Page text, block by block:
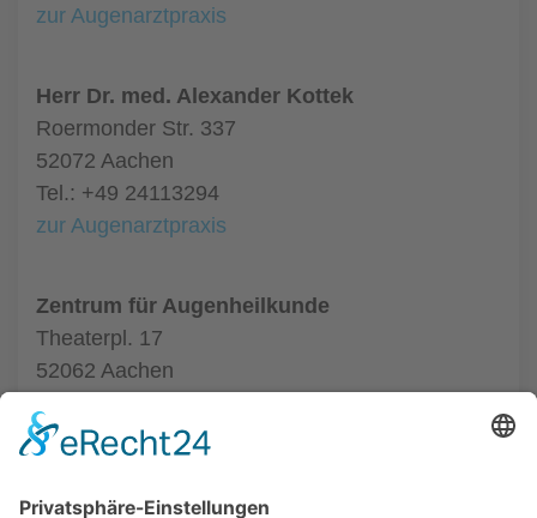
zur Augenarztpraxis
Herr Dr. med. Alexander Kottek
Roermonder Str. 337
52072 Aachen
Tel.: +49 24113294
zur Augenarztpraxis
Zentrum für Augenheilkunde
Theaterpl. 17
52062 Aachen
zur Augenarztpraxis